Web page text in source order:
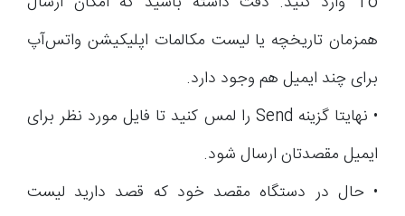
همزمان تاریخچه یا لیست مکالمات اپلیکیشن واتس‌آپ
برای چند ایمیل هم وجود دارد.
• نهایتا گزینه Send را لمس کنید تا فایل مورد نظر برای
ایمیل مقصدتان ارسال شود.
• حال در دستگاه مقصد خود که قصد دارید لیست